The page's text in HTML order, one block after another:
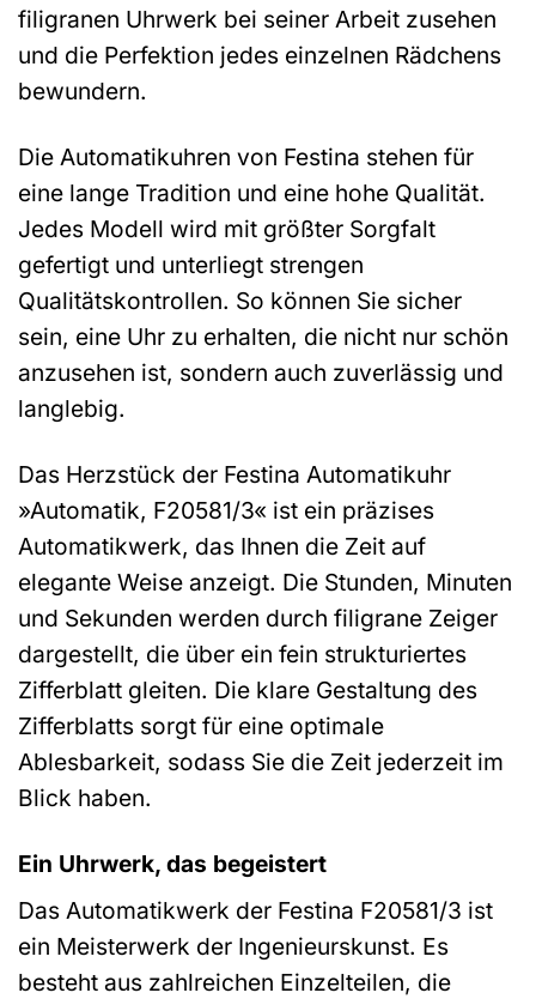
filigranen Uhrwerk bei seiner Arbeit zusehen
und die Perfektion jedes einzelnen Rädchens
bewundern.
Die Automatikuhren von Festina stehen für
eine lange Tradition und eine hohe Qualität.
Jedes Modell wird mit größter Sorgfalt
gefertigt und unterliegt strengen
Qualitätskontrollen. So können Sie sicher
sein, eine Uhr zu erhalten, die nicht nur schön
anzusehen ist, sondern auch zuverlässig und
langlebig.
Das Herzstück der Festina Automatikuhr
»Automatik, F20581/3« ist ein präzises
Automatikwerk, das Ihnen die Zeit auf
elegante Weise anzeigt. Die Stunden, Minuten
und Sekunden werden durch filigrane Zeiger
dargestellt, die über ein fein strukturiertes
Zifferblatt gleiten. Die klare Gestaltung des
Zifferblatts sorgt für eine optimale
Ablesbarkeit, sodass Sie die Zeit jederzeit im
Blick haben.
Ein Uhrwerk, das begeistert
Das Automatikwerk der Festina F20581/3 ist
ein Meisterwerk der Ingenieurskunst. Es
besteht aus zahlreichen Einzelteilen, die